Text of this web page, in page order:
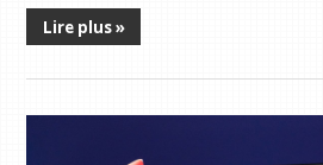
Lire plus »